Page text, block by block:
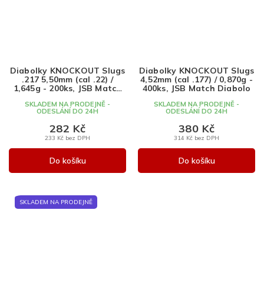
Diabolky KNOCKOUT Slugs
.217 5,50mm (cal .22) /
1,645g - 200ks, JSB Match
SKLADEM NA PRODEJNĚ -
ODESLÁNÍ DO 24H
233 Kč bez DPH
282 Kč
Do košíku
Diabolky KNOCKOUT Slugs
4,52mm (cal .177) / 0,870g -
400ks, JSB Match Diabolo
SKLADEM NA PRODEJNĚ -
ODESLÁNÍ DO 24H
314 Kč bez DPH
380 Kč
Do košíku
SKLADEM NA PRODEJNĚ